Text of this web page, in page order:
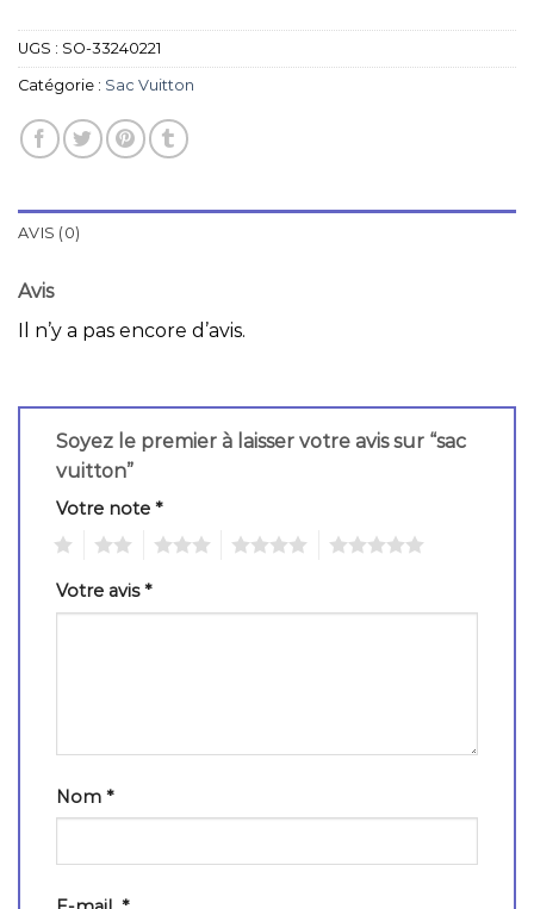
UGS : SO-33240221
Catégorie : Sac Vuitton
AVIS (0)
Avis
Il n’y a pas encore d’avis.
Soyez le premier à laisser votre avis sur “sac
vuitton”
Votre note *
Votre avis*
Nom *